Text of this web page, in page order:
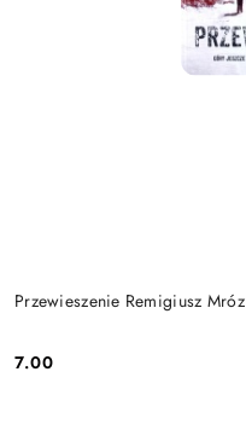
Przewieszenie Remigiusz Mróz
Cena:
7.00